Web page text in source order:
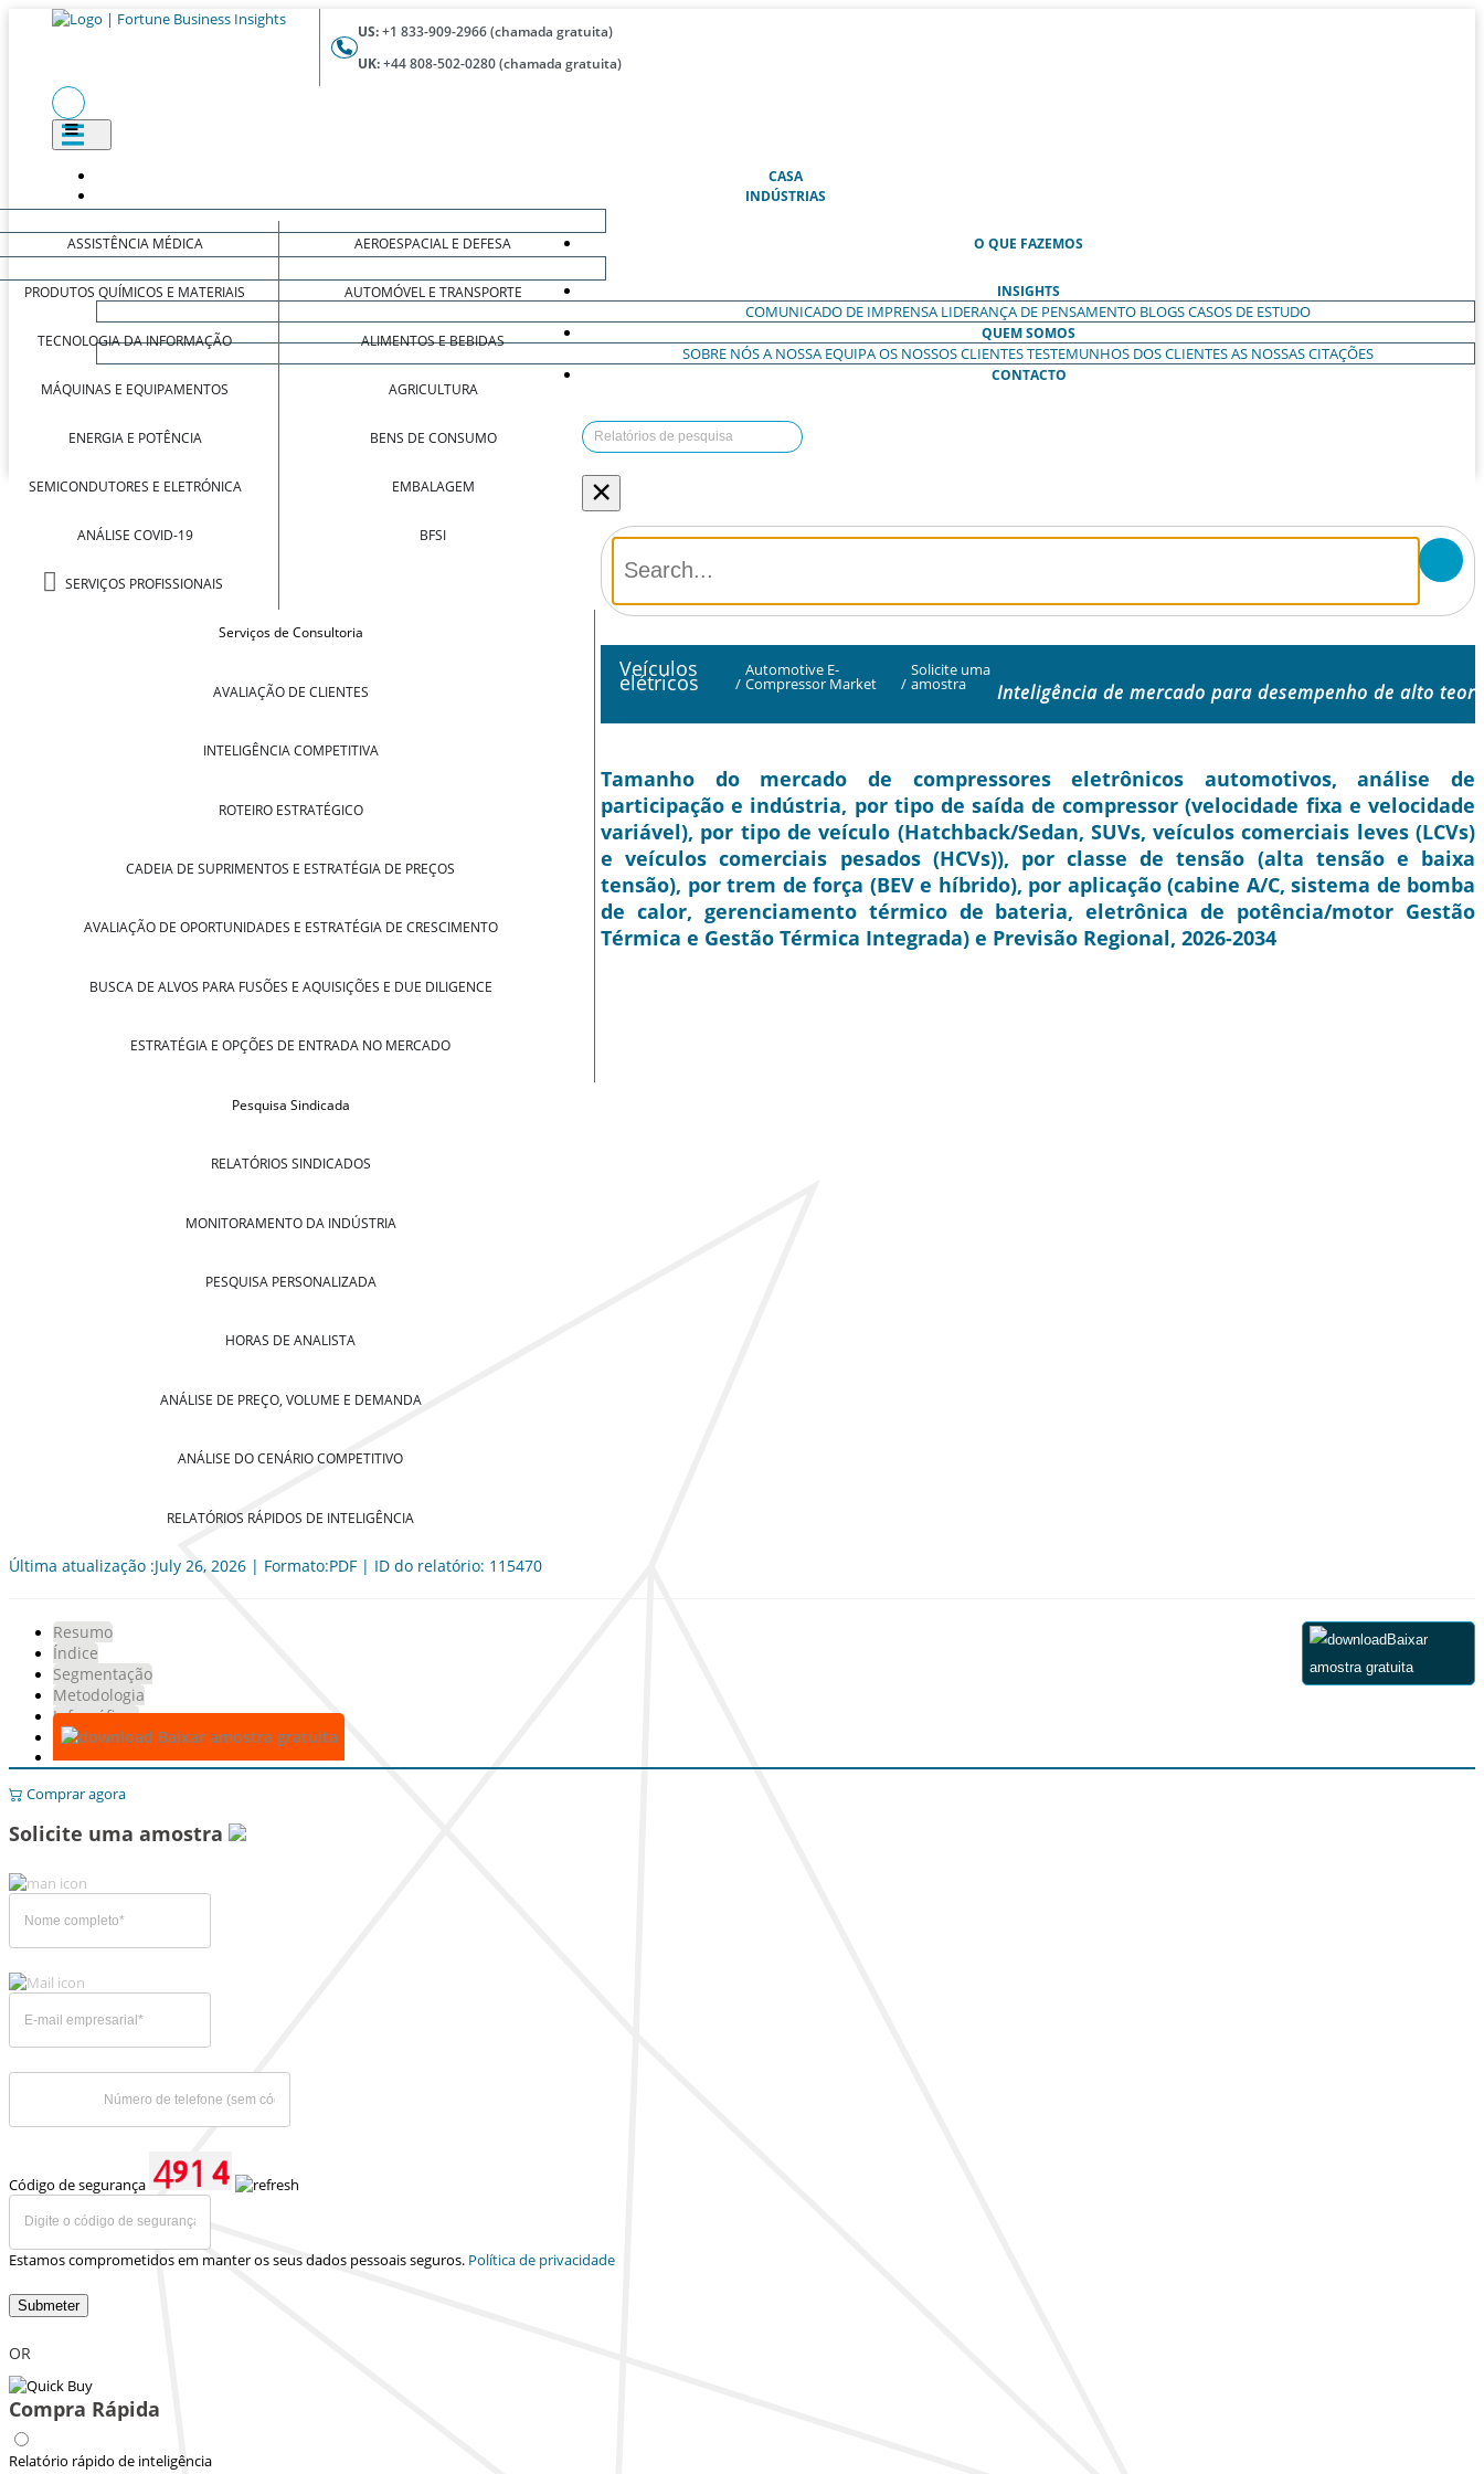
US:+1 833-909-2966 (chamada gratuita)
UK:+44 808-502-0280 (chamada gratuita)
CASA(ATUAL)
INDÚSTRIAS
ASSISTÊNCIA MÉDICA
PRODUTOS QUÍMICOS E MATERIAIS
TECNOLOGIA DA INFORMAÇÃO
MÁQUINAS E EQUIPAMENTOS
ENERGIA E POTÊNCIA
SEMICONDUTORES E ELETRÓNICA
ANÁLISE COVID-19
SERVIÇOS PROFISSIONAIS
AEROESPACIAL E DEFESA
AUTOMÓVEL E TRANSPORTE
ALIMENTOS E BEBIDAS
AGRICULTURA
BENS DE CONSUMO
EMBALAGEM
BFSI
O QUE FAZEMOS
Serviços de Consultoria
AVALIAÇÃO DE CLIENTES
INTELIGÊNCIA COMPETITIVA
ROTEIRO ESTRATÉGICO
CADEIA DE SUPRIMENTOS E ESTRATÉGIA DE PREÇOS
AVALIAÇÃO DE OPORTUNIDADES E ESTRATÉGIA DE CRESCIMENTO
BUSCA DE ALVOS PARA FUSÕES E AQUISIÇÕES E DUE DILIGENCE
ESTRATÉGIA E OPÇÕES DE ENTRADA NO MERCADO
Pesquisa Sindicada
RELATÓRIOS SINDICADOS
MONITORAMENTO DA INDÚSTRIA
PESQUISA PERSONALIZADA
HORAS DE ANALISTA
ANÁLISE DE PREÇO, VOLUME E DEMANDA
ANÁLISE DO CENÁRIO COMPETITIVO
RELATÓRIOS RÁPIDOS DE INTELIGÊNCIA
INSIGHTS
COMUNICADO DE IMPRENSA LIDERANÇA DE PENSAMENTO BLOGSCASOS DE ESTUDO
QUEM SOMOS
SOBRE NÓSA NOSSA EQUIPAOS NOSSOS CLIENTESTESTEMUNHOS DOS CLIENTESAS NOSSAS CITAÇÕES
CONTACTO
×
Veículos
elétricos /
Automotive E-
Compressor Market /
Solicite uma
amostra Inteligência de mercado para desempenho de alto teor
Tamanho do mercado de compressores eletrônicos automotivos, análise de
participação e indústria, por tipo de saída de compressor (velocidade fixa e velocidade
variável), por tipo de veículo (Hatchback/Sedan, SUVs, veículos comerciais leves (LCVs)
e veículos comerciais pesados (HCVs)), por classe de tensão (alta tensão e baixa
tensão), por trem de força (BEV e híbrido), por aplicação (cabine A/C, sistema de bomba
de calor, gerenciamento térmico de bateria, eletrônica de potência/motor Gestão
Térmica e Gestão Térmica Integrada) e Previsão Regional, 2026-2034
Última atualização :July 26, 2026 | Formato:PDF | ID do relatório: 115470
Resumo
Índice
Segmentação
Metodologia
Infográficos
Baixar amostra gratuita
Baixar
amostra gratuita
Comprar agora
Solicite uma amostra
Código de segurança
Estamos comprometidos em manter os seus dados pessoais seguros. Política de privacidade
Submeter
OR
Compra Rápida
Relatório rápido de inteligência